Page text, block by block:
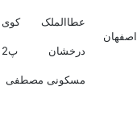
اصفهان
عطاالملک کوی
درخشان پ2
مسکونی مصطفی